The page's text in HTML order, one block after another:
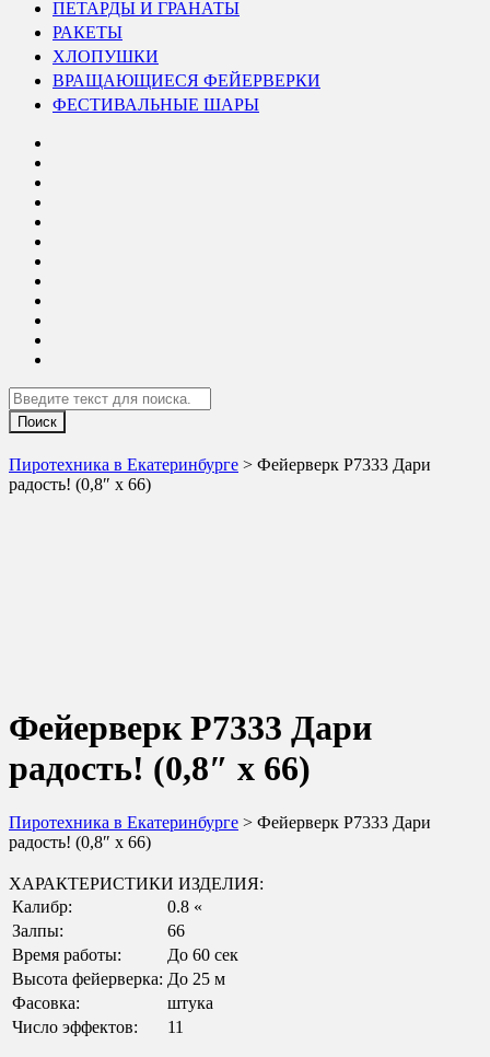
ПЕТАРДЫ И ГРАНАТЫ
РАКЕТЫ
ХЛОПУШКИ
ВРАЩАЮЩИЕСЯ ФЕЙЕРВЕРКИ
ФЕСТИВАЛЬНЫЕ ШАРЫ
Search
Пиротехника в Екатеринбурге > Фейерверк Р7333 Дари
радость! (0,8″ х 66)
Фейерверк Р7333 Дари
радость! (0,8″ х 66)
Пиротехника в Екатеринбурге > Фейерверк Р7333 Дари
радость! (0,8″ х 66)
ХАРАКТЕРИСТИКИ ИЗДЕЛИЯ:
Калибр:
0.8 «
Залпы:
66
Время работы:
До 60 сек
Высота фейерверка: До 25 м
Фасовка:
штука
Число эффектов:
11